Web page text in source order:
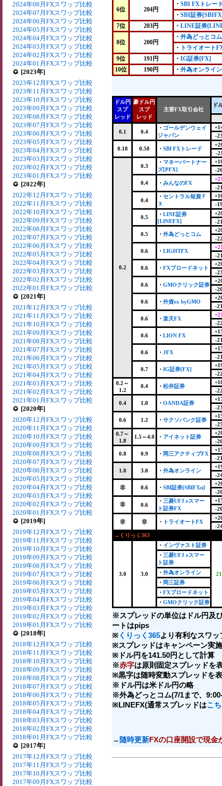
2024年08月FXスワップ比較
2024年07月FXスワップ比較
2024年06月FXスワップ比較
2024年05月FXスワップ比較
2024年04月FXスワップ比較
2024年03月FXスワップ比較
2024年02月FXスワップ比較
2024年01月FXスワップ比較
[2023年]
2023年12月FXスワップ比較
2023年11月FXスワップ比較
2023年10月FXスワップ比較
2023年09月FXスワップ比較
2023年08月FXスワップ比較
2023年07月FXスワップ比較
2023年06月FXスワップ比較
2023年05月FXスワップ比較
2023年04月FXスワップ比較
2023年03月FXスワップ比較
2023年02月FXスワップ比較
2023年01月FXスワップ比較
[2022年]
2022年12月FXスワップ比較
2022年11月FXスワップ比較
2022年10月FXスワップ比較
2022年09月FXスワップ比較
2022年08月FXスワップ比較
2022年07月FXスワップ比較
2022年06月FXスワップ比較
2022年05月FXスワップ比較
2022年04月FXスワップ比較
2022年03月FXスワップ比較
2022年02月FXスワップ比較
2022年01月FXスワップ比較
[2021年]
2021年12月FXスワップ比較
2021年11月FXスワップ比較
2021年10月FXスワップ比較
2021年09月FXスワップ比較
2021年08月FXスワップ比較
2021年07月FXスワップ比較
2021年06月FXスワップ比較
2021年05月FXスワップ比較
2021年04月FXスワップ比較
2021年03月FXスワップ比較
2021年02月FXスワップ比較
2021年01月FXスワップ比較
[2020年]
2020年12月FXスワップ比較
2020年11月FXスワップ比較
2020年10月FXスワップ比較
2020年09月FXスワップ比較
2020年08月FXスワップ比較
2020年07月FXスワップ比較
2020年06月FXスワップ比較
2020年05月FXスワップ比較
2020年04月FXスワップ比較
2020年03月FXスワップ比較
2020年02月FXスワップ比較
2020年01月FXスワップ比較
[2019年]
2019年12月FXスワップ比較
2019年11月FXスワップ比較
2019年10月FXスワップ比較
2019年09月FXスワップ比較
2019年08月FXスワップ比較
2019年07月FXスワップ比較
2019年06月FXスワップ比較
2019年05月FXスワップ比較
2019年04月FXスワップ比較
2019年03月FXスワップ比較
2019年02月FXスワップ比較
2019年01月FXスワップ比較
[2018年]
2018年12月FXスワップ比較
2018年11月FXスワップ比較
2018年10月FXスワップ比較
2018年09月FXスワップ比較
2018年08月FXスワップ比較
2018年07月FXスワップ比較
2018年06月FXスワップ比較
2018年05月FXスワップ比較
2018年04月FXスワップ比較
2018年03月FXスワップ比較
2018年02月FXスワップ比較
2018年01月FXスワップ比較
[2017年]
2017年12月FXスワップ比較
2017年11月FXスワップ比較
2017年10月FXスワップ比較
2017年09月FXスワップ比較
6位 204円
・ SBI FXトレー
・ SBI証券
7位
203円 ・ LINE証券
8位 200円
・ 外為どっとコム
・
トライオート
9位
191円 ・ IG証券[FX]
10位
190円 ・ 外為オンライン
ドル円
スプ
レッド
豪ドル円
スプ
レッド
主要FX取引会社
ド
0.1 0.4
・ ゴールデンウェイ
ジャパン
-
0.18 0.50 ・ SBI FXトレード
-
0.2
0.3
・ マネーパートナー
ズ[PFX]
-
0.4 ・ みんなのFX
-
0.4
・ セントラル短資Ｆ
Ｘ
-
0.5 ・ LINE証券
[LINEFX]
-
0.5 ・ 外為どっとコム
-
0.6 ・ LIGHTFX
-
0.6 ・ FXブロードネット
-
0.6 ・ GMOクリック証券
-
0.6 ・ 外貨ex byGMO
-
0.6 ・ 楽天FX
-
0.6 ・ LION FX
-
0.6 ・ JFX
-
0.7 ・ IG証券[FX]
-
0.2～
1.2
0.4 ・ 松井証券
-
0.4 1.0 ・ OANDA証券
-
0.6 1.2 ・ サクソバンク証券
-
0.7～
1.8
1.5～4.0 ・ アイネット証券
-
0.8 0.9 ・ 岡三アクティブFX
-
1.0 3.0 ・ 外為オンライン
-
非 0.6 ・ SBI証券[SBIFXα]
-
非 0.6
・ 三菱UFJ eスマー
ト証券FX
-
非 非 ・ トライオートFX
-
→くりっく365
3.0 3.0
・ インヴァスト証券
・ 三菱UFJ eスマー
ト証券
・ 外為オンライン
・ 岡三証券
・ FXブロードネット
・ GMOクリック証券
※スプレッドの単位はドル円及
ートはpips
※ くりっく365より有利なスワ
※スプレッドはキャンペーン実
※ドル円を141.50円として計算
※赤字は原則固定スプレッドを
※黒字は随時変動スプレッドを
※ドル円は米ドル円の略
※外為どっとコム(7/1まで、
※LINEFX(通常スプレッドはこ
→ 随時更新FXの口座開設で現金